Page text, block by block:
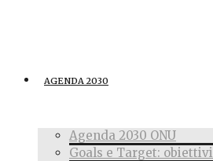
AGENDA 2030
Agenda 2030 ONU
Goals e Target: